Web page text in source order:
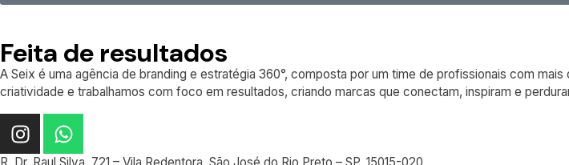
Feita de resultados
A Seix é uma agência de branding e estratégia 360°, composta por um time de profissionais com
criatividade e trabalhamos com foco em resultados, criando marcas que conectam, inspiram e